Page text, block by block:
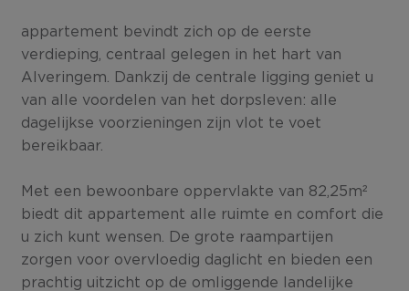
appartement bevindt zich op de eerste
verdieping, centraal gelegen in het hart van
Alveringem. Dankzij de centrale ligging geniet u
van alle voordelen van het dorpsleven: alle
dagelijkse voorzieningen zijn vlot te voet
bereikbaar.
Met een bewoonbare oppervlakte van 82,25m²
biedt dit appartement alle ruimte en comfort die
u zich kunt wensen. De grote raampartijen
zorgen voor overvloedig daglicht en bieden een
prachtig uitzicht op de omliggende landelijke